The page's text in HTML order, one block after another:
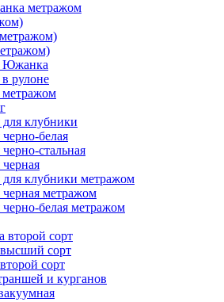
метражом
Южанка
рулоне
метражом
клубники
белая
стальная
клубники метражом
метражом
белая метражом
второй сорт
высший сорт
сорт
и курганов